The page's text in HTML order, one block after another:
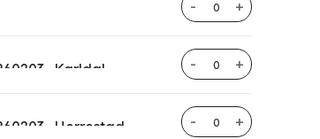
Trappestolpe antal
Trappestolpe antal